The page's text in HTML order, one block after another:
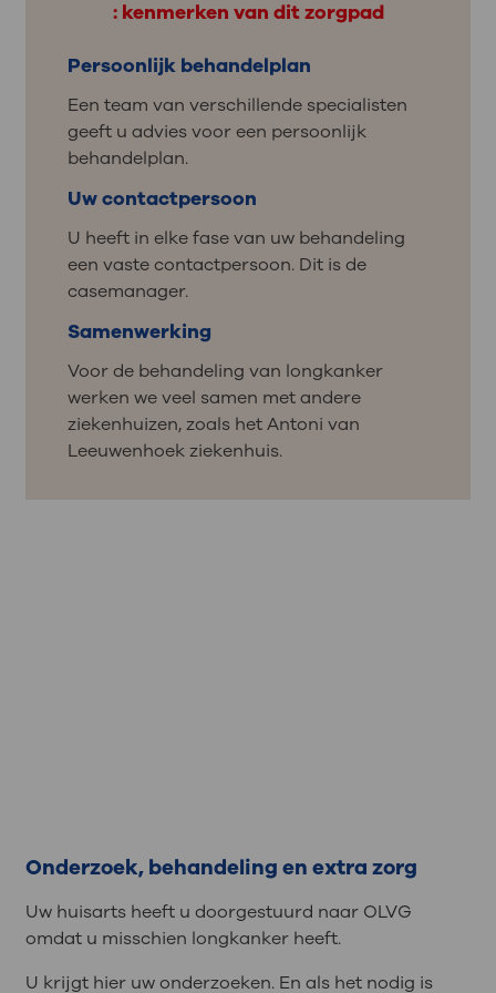
: kenmerken van dit zorgpad
Persoonlijk behandelplan
Een team van verschillende specialisten
geeft u advies voor een persoonlijk
behandelplan.
Uw contactpersoon
U heeft in elke fase van uw behandeling
een vaste contactpersoon. Dit is de
casemanager.
Samenwerking
Voor de behandeling van longkanker
werken we veel samen met andere
ziekenhuizen, zoals het Antoni van
Leeuwenhoek ziekenhuis.
Onderzoek, behandeling en extra zorg
Uw huisarts heeft u doorgestuurd naar OLVG
omdat u misschien longkanker heeft.
U krijgt hier uw onderzoeken. En als het nodig is